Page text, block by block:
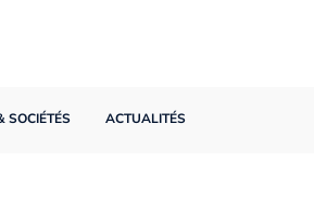
SOCIÉTÉS ACTUALITÉS